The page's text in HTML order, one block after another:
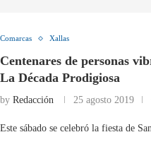
Comarcas Xallas
Centenares de personas
La Década Prodigiosa
by Redacción 25 agosto 2019
Este sábado se celebró la fiesta de